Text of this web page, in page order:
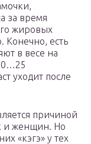
за время
жировых
Конечно, есть
в весе на
уходит после
причиной
и женщин. Но
«кэгэ» у тех